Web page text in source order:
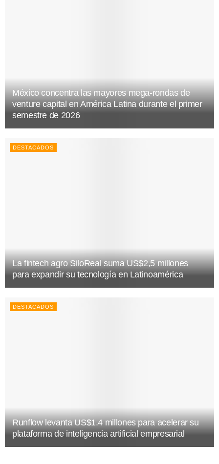
México concentra las mayores mega-rondas de
venture capital en América Latina durante el primer
semestre de 2026
DESTACADOS
La fintech agro SiloReal suma US$2,5 millones
para expandir su tecnología en Latinoamérica
DESTACADOS
Runflow levanta US$1.4 millones para acelerar su
plataforma de inteligencia artificial empresarial